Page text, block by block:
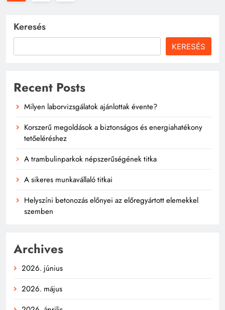
Keresés
KERESÉS
Recent Posts
Milyen laborvizsgálatok ajánlottak évente?
Korszerű megoldások a biztonságos és energiahatékony
tetőeléréshez
A trambulinparkok népszerűségének titka
A sikeres munkavállaló titkai
Helyszíni betonozás előnyei az előregyártott elemekkel
szemben
Archives
2026. június
2026. május